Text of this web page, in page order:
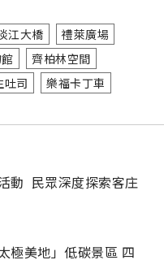
江大橋
禮萊廣場
齊柏林空間
吐司 樂福卡丁車
動 民眾深度探索客庄
極美地」低碳景區 四